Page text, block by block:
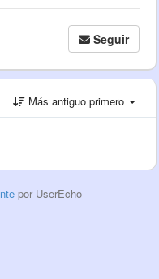
Seguir
Más antiguo primero
por UserEcho